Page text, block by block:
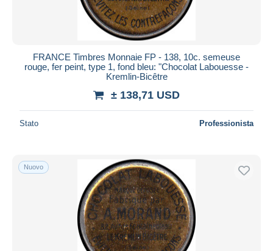
FRANCE Timbres Monnaie FP - 138, 10c. semeuse
rouge, fer peint, type 1, fond bleu: "Chocolat Labouesse -
Kremlin-Bicêtre
± 138,71 USD
Stato Professionista
Nuovo